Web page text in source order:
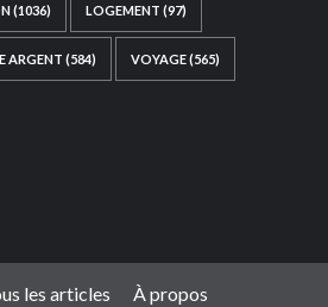
(1036) LOGEMENT (97)
ARGENT (584) VOYAGE(565)
les articles À propos